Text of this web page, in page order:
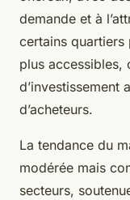
demande et à
certains quartiers
plus accessibles,
d’acheteurs.
La tendance du
modérée mais
secteurs,